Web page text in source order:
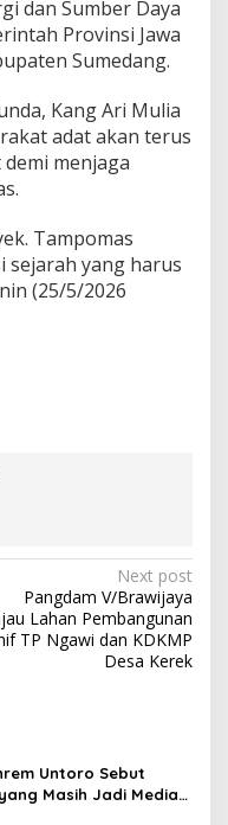
dan Sumber Daya
Provinsi Jawa
Sumedang.
Kang Ari Mulia
adat akan terus
menjaga
Tampomas
sejarah yang harus
(25/5/2026
Next post
Pangdam V/Brawijaya
Lahan Pembangunan
TP Ngawi dan KDKMP
Desa Kerek
Untoro Sebut
Masih Jadi Media